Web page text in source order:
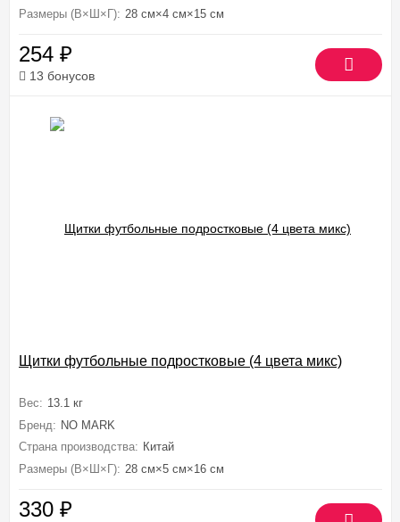
Размеры (В×Ш×Г): 28 см×4 см×15 см
254 ₽
13 бонусов
Щитки футбольные подростковые (4 цвета микс)
Вес: 13.1 кг
Бренд: NO MARK
Страна производства: Китай
Размеры (В×Ш×Г): 28 см×5 см×16 см
330 ₽